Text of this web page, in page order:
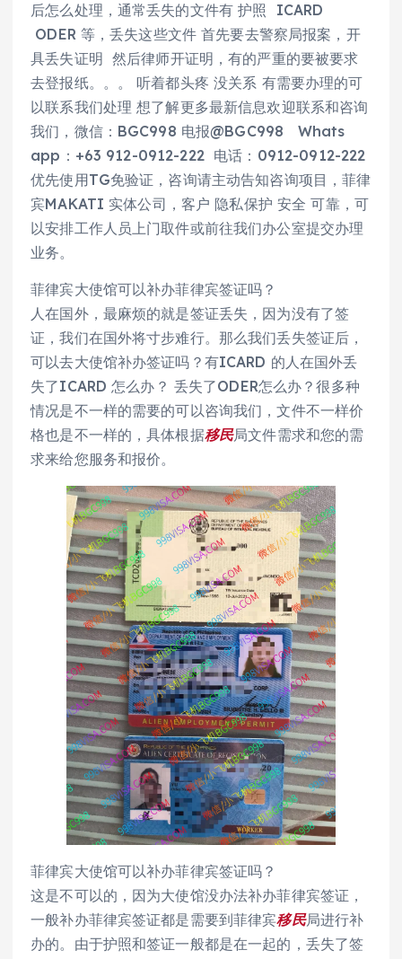
后怎么处理，通常丢失的文件有 护照 ICARD
ODER 等，丢失这些文件 首先要去警察局报案，开
具丢失证明 然后律师开证明，有的严重的要被要求
去登报纸。。。 听着都头疼 没关系 有需要办理的可
以联系我们处理 想了解更多最新信息欢迎联系和咨询
我们，微信：BGC998 电报@BGC998 Whats
app：+63 912-0912-222 电话：0912-0912-222
优先使用TG免验证，咨询请主动告知咨询项目，菲律
宾MAKATI 实体公司，客户 隐私保护 安全 可靠，可
以安排工作人员上门取件或前往我们办公室提交办理
业务。
菲律宾大使馆可以补办菲律宾签证吗？
人在国外，最麻烦的就是签证丢失，因为没有了签
证，我们在国外将寸步难行。那么我们丢失签证后，
可以去大使馆补办签证吗？有ICARD 的人在国外丢
失了ICARD 怎么办？ 丢失了ODER怎么办？很多种
情况是不一样的需要的可以咨询我们，文件不一样价
格也是不一样的，具体根据移民局文件需求和您的需
求来给您服务和报价。
菲律宾大使馆可以补办菲律宾签证吗？
这是不可以的，因为大使馆没办法补办菲律宾签证，
一般补办菲律宾签证都是需要到菲律宾移民局进行补
办的。由于护照和签证一般都是在一起的，丢失了签